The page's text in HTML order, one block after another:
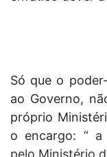
Só que o
ao Governo,
próprio
o encargo: “a